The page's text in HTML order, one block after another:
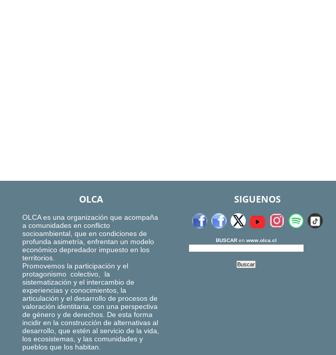
OLCA
OLCA es una organización que acompaña
a comunidades en conflicto
socioambiental, que en condiciones de
profunda asimetría, enfrentan un modelo
económico depredador impuesto en los
territorios.
Promovemos la participación y el
protagonismo colectivo, la
sistematización y el intercambio de
experiencias y conocimientos, la
articulación y el desarrollo de procesos de
valoración identitaria, con una perspectiva
de género y de derechos. De esta forma
incidir en la construcción de alternativas al
desarrollo, que estén al servicio de la vida,
los ecosistemas, y las comunidades y
pueblos que los habitan.
SIGUENOS
BUSCARen www.olca.cl